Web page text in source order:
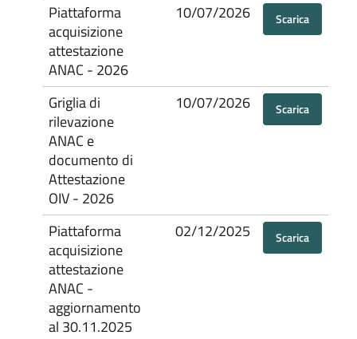
Piattaforma
acquisizione
attestazione
ANAC - 2026
10/07/2026 Scarica
Griglia di
rilevazione
ANAC e
documento di
Attestazione
OIV - 2026
10/07/2026 Scarica
Piattaforma
acquisizione
attestazione
ANAC -
aggiornamento
al 30.11.2025
02/12/2025 Scarica